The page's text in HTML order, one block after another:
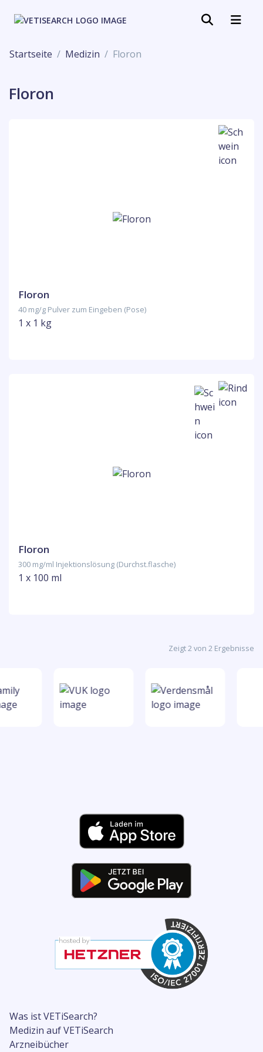
Startseite Medizin Floron
Floron
Floron
40 mg/g Pulver zum Eingeben (Pose)
1 x 1 kg
Floron
300 mg/ml Injektionslösung (Durchst.flasche)
1 x 100 ml
Zeigt 2 von 2 Ergebnisse
Was ist VETiSearch?
Medizin auf VETiSearch
Arzneibücher